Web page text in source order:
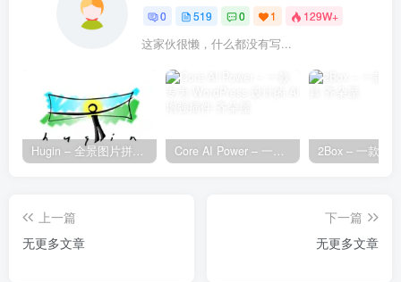
0 519 0 1 129W+
这家伙很懒，什么都没有写...
Hugin – 全景图片拼接工具 Core AI Power – 一款专为 WordPress 设计的 AI 增强插件
上一篇
无更多文章
下一篇
无更多文章